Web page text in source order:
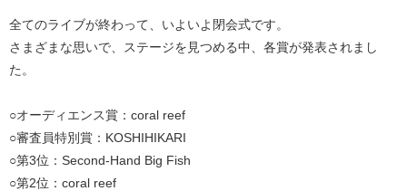
全てのライブが終わって、いよいよ閉会式です。
さまざまな思いで、ステージを見つめる中、各賞が発表されまし
た。
○オーディエンス賞：coral reef
○審査員特別賞：KOSHIHIKARI
○第3位：Second-Hand Big Fish
○第2位：coral reef